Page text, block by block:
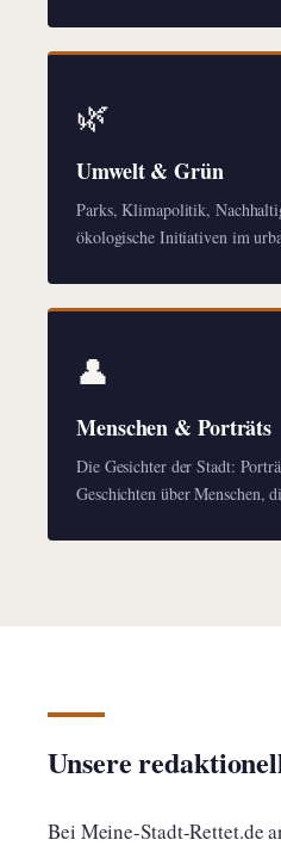
🌿
Umwelt & Grün
Parks, Klimapolitik,
ökologische Initiativen im
👤
Menschen & Porträts
Die Gesichter der Stadt:
Geschichten über Menschen,
Unsere
Bei Meine-Stadt-Rettet.de